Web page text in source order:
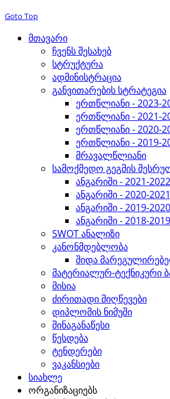
Goto Top
მთავარი
ჩვენს შესახებ
სტრუქტურა
ადმინისტრაცია
განვითარების სტრატეგია
ერთწლიანი - 2023-
ერთწლიანი - 2021-
ერთწლიანი - 2020-
ერთწლიანი - 2019-
მრავალწლიანი
სამოქმედო გეგმის
ანგარიში - 2021-2022
ანგარიში - 2020-2021
ანგარიში - 2019-2020
ანგარიში - 2018-2019
SWOT ანალიზი
კანონმდებლობა
შიდა
მატერიალურ-ტექნიკური
მისია
ძირითადი მიღწევები
დიპლომის ნიმუში
შინაგანაწესი
წესდება
ტენდერები
ვაკანსიები
სიახლე
ორგანიზაციებს